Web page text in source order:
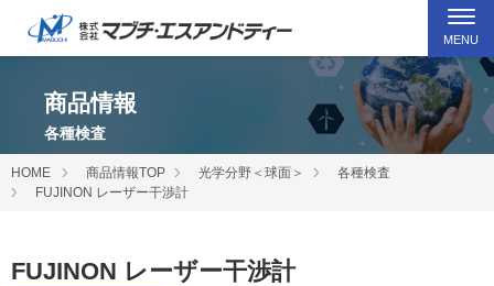
MENU
商品情報
各種検査
HOME 商品情報TOP 光学分野＜球面＞
各種検査
FUJINON レーザー干渉計
FUJINON レーザー干渉計